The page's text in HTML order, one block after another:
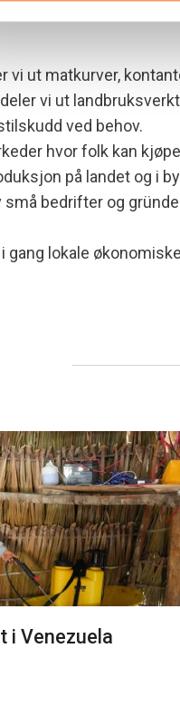
vi ut matkurver,
vi ut
ved behov.
hvor folk kan
på landet og i
små bedrifter og
gang lokale
i Venezuela